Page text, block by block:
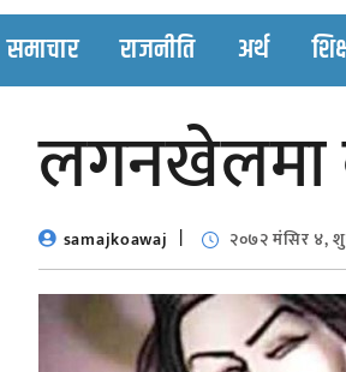
समाचार राजनीति अर्थ
लगनखेलमा
samajkoawaj २०७२ मंसिर ४,